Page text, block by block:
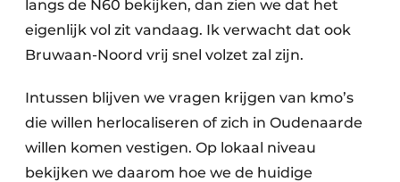
langs de N60 bekijken, dan zien we dat het
eigenlijk vol zit vandaag. Ik verwacht dat ook
Bruwaan-Noord vrij snel volzet zal zijn.
Intussen blijven we vragen krijgen van kmo’s
die willen herlocaliseren of zich in Oudenaarde
willen komen vestigen. Op lokaal niveau
bekijken we daarom hoe we de huidige